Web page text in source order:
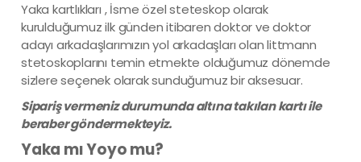
Yaka kartlıkları , İsme özel steteskop olarak
kurulduğumuz ilk günden itibaren doktor ve doktor
adayı arkadaşlarımızın yol arkadaşları olan littmann
stetoskoplarını temin etmekte olduğumuz dönemde
sizlere seçenek olarak sunduğumuz bir aksesuar.
Sipariş vermeniz durumunda altına takılan kartı ile
beraber göndermekteyiz.
Yaka mı Yoyo mu?